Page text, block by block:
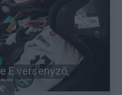
E versenyző,